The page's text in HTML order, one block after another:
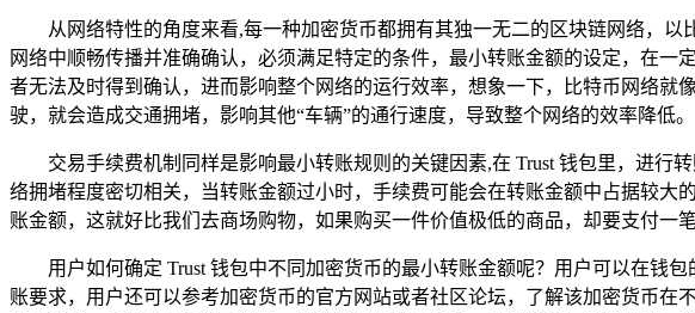
从网络特性的角度来看,每一种加密货币都拥有其独一无二的区块链网络，
网络中顺畅传播并准确确认，必须满足特定的条件，最小转账金额的设定，在
者无法及时得到确认，进而影响整个网络的运行效率，想象一下，比特币网络
驶，就会造成交通拥堵，影响其他“车辆”的通行速度，导致整个网络的效率降低。
交易手续费机制同样是影响最小转账规则的关键因素,在 Trust 钱包里，进
络拥堵程度密切相关，当转账金额过小时，手续费可能会在转账金额中占据较
账金额，这就好比我们去商场购物，如果购买一件价值极低的商品，却要支付一
用户如何确定 Trust 钱包中不同加密货币的最小转账金额呢？用户可以在钱
账要求，用户还可以参考加密货币的官方网站或者社区论坛，了解该加密货币